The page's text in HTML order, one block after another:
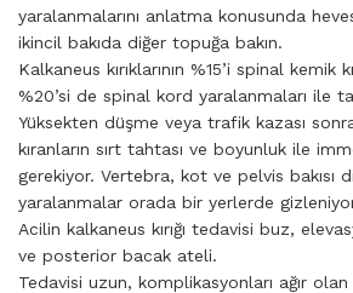
yaralanmalarını anlatma konusunda
ikincil bakıda diğer topuğa bakın.
Kalkaneus kırıklarının %15’i spinal kemik
%20’si de spinal kord yaralanmaları ile
Yüksekten düşme veya trafik kazası
kıranların sırt tahtası ve boyunluk ile
gerekiyor. Vertebra, kot ve pelvis bakısı
yaralanmalar orada bir yerlerde
Acilin kalkaneus kırığı tedavisi buz,
ve posterior bacak ateli.
Tedavisi uzun, komplikasyonları ağır olan